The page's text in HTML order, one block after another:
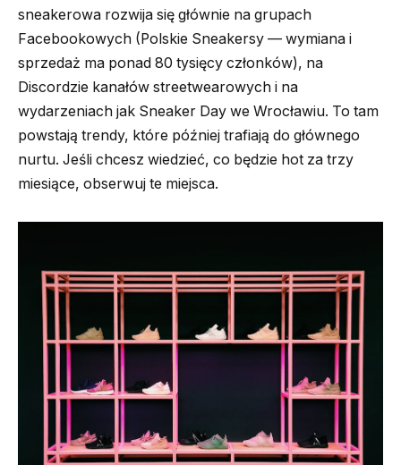
sneakerowa rozwija się głównie na grupach
Facebookowych (Polskie Sneakersy — wymiana i
sprzedaż ma ponad 80 tysięcy członków), na
Discordzie kanałów streetwearowych i na
wydarzeniach jak Sneaker Day we Wrocławiu. To tam
powstają trendy, które później trafiają do głównego
nurtu. Jeśli chcesz wiedzieć, co będzie hot za trzy
miesiące, obserwuj te miejsca.